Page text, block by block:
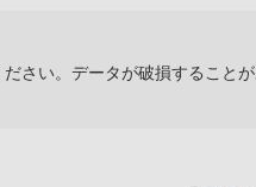
さい。データが破損することが